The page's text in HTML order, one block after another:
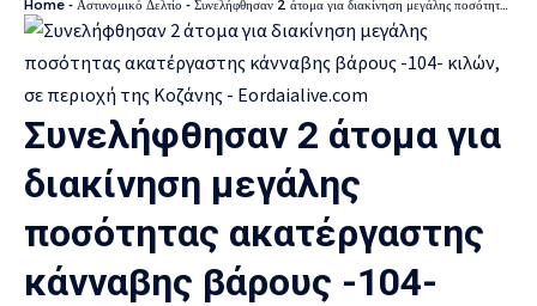
Home - Αστυνομικό Δελτίο - Συνελήφθησαν 2 άτομα για διακίνηση μεγάλης ποσότητας ακατέργαστης κάνναβης βάρους -104- κιλών, σε περιοχή της Κοζάνης
Συνελήφθησαν 2 άτομα για
διακίνηση μεγάλης
ποσότητας ακατέργαστης
κάνναβης βάρους -104-